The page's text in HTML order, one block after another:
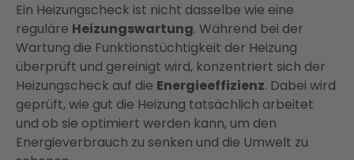
Ein Heizungscheck ist nicht dasselbe wie eine
reguläre Heizungswartung. Während bei der
Wartung die Funktionstüchtigkeit der Heizung
überprüft und gereinigt wird, konzentriert sich der
Heizungscheck auf die Energieeffizienz. Dabei wird
geprüft, wie gut die Heizung tatsächlich arbeitet
und ob sie optimiert werden kann, um den
Energieverbrauch zu senken und die Umwelt zu